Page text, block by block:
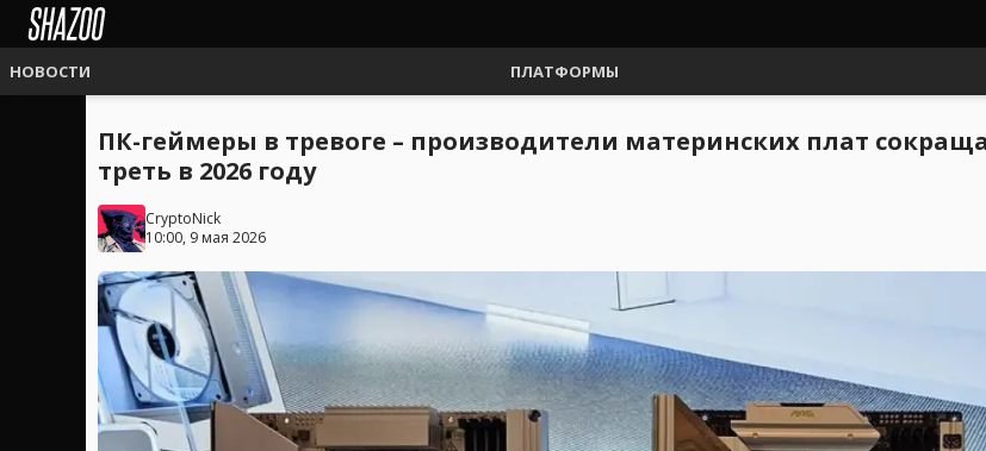
НОВОСТИ ПЛАТФОРМЫ
ПК-геймеры в тревоге – производители материнских плат
треть в 2026 году
CryptoNick
10:00, 9 мая 2026